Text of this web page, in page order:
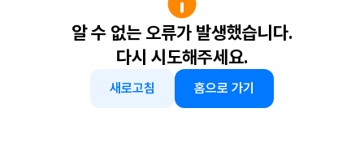
알 수 없는 오류가 발생했습니다.
다시 시도해주세요.
새로고침 홈으로 가기